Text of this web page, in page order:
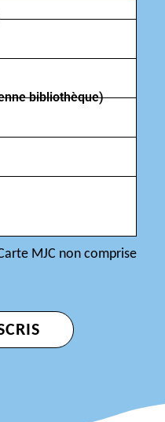
bibliothèque)
MJC non comprise